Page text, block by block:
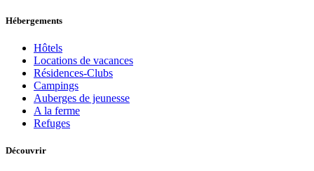
Hébergements
Hôtels
Locations de vacances
Résidences-Clubs
Campings
Auberges de jeunesse
A la ferme
Refuges
Découvrir